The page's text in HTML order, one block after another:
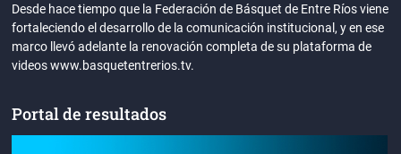
Desde hace tiempo que la Federación de Básquet de Entre Ríos viene
fortaleciendo el desarrollo de la comunicación institucional, y en ese
marco llevó adelante la renovación completa de su plataforma de
videos www.basquetentrerios.tv.
Portal de resultados